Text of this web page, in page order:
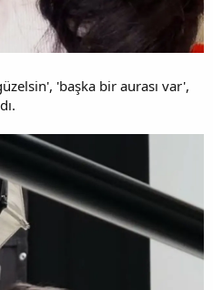
'başka bir aurası var',